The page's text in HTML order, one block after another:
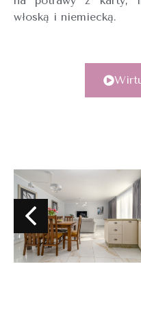
włoską i niemiecką.